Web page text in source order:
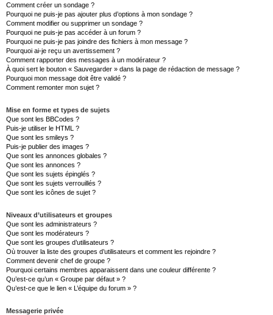
Comment créer un sondage ?
Pourquoi ne puis-je pas ajouter plus d’options à mon sondage ?
Comment modifier ou supprimer un sondage ?
Pourquoi ne puis-je pas accéder à un forum ?
Pourquoi ne puis-je pas joindre des fichiers à mon message ?
Pourquoi ai-je reçu un avertissement ?
Comment rapporter des messages à un modérateur ?
À quoi sert le bouton « Sauvegarder » dans la page de rédaction de message ?
Pourquoi mon message doit être validé ?
Comment remonter mon sujet ?
Mise en forme et types de sujets
Que sont les BBCodes ?
Puis-je utiliser le HTML ?
Que sont les smileys ?
Puis-je publier des images ?
Que sont les annonces globales ?
Que sont les annonces ?
Que sont les sujets épinglés ?
Que sont les sujets verrouillés ?
Que sont les icônes de sujet ?
Niveaux d’utilisateurs et groupes
Que sont les administrateurs ?
Que sont les modérateurs ?
Que sont les groupes d’utilisateurs ?
Où trouver la liste des groupes d’utilisateurs et comment les rejoindre ?
Comment devenir chef de groupe ?
Pourquoi certains membres apparaissent dans une couleur différente ?
Qu’est-ce qu’un « Groupe par défaut » ?
Qu’est-ce que le lien « L’équipe du forum » ?
Messagerie privée